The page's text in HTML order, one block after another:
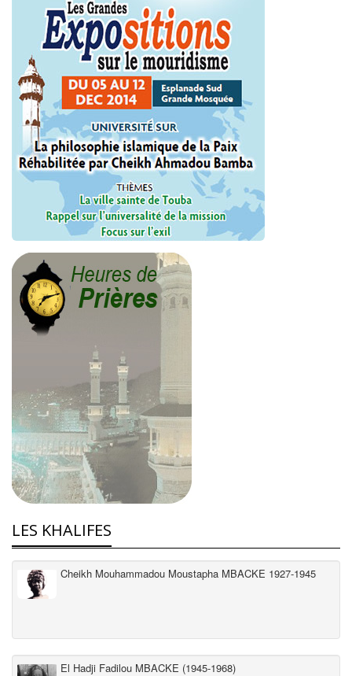
LES KHALIFES
Cheikh Mouhammadou Moustapha MBACKE 1927-1945
El Hadji Fadilou MBACKE (1945-1968)